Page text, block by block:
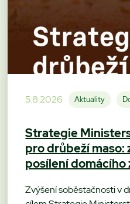
5.8.2026 Aktuality
Strategie
pro drůbeží maso:
posílení
Zvýšení soběstačnosti v